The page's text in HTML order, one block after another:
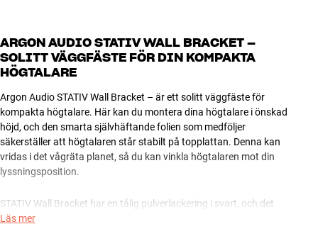
ARGON AUDIO STATIV WALL BRACKET –
SOLITT VÄGGFÄSTE FÖR DIN KOMPAKTA
HÖGTALARE
Argon Audio STATIV Wall Bracket – är ett solitt väggfäste för
kompakta högtalare. Här kan du montera dina högtalare i önskad
höjd, och den smarta självhäftande folien som medföljer
säkerställer att högtalaren står stabilt på topplattan. Denna kan
vridas i det vågräta planet, så du kan vinkla högtalaren mot din
lyssningsposition.
STATIV Wall Bracket har en tålig pulverlackering i svart, och det
medföljer en elegant front i borstat aluminium som du kan använda
Läs mer